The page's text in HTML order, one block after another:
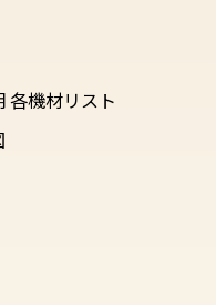
各機材リスト